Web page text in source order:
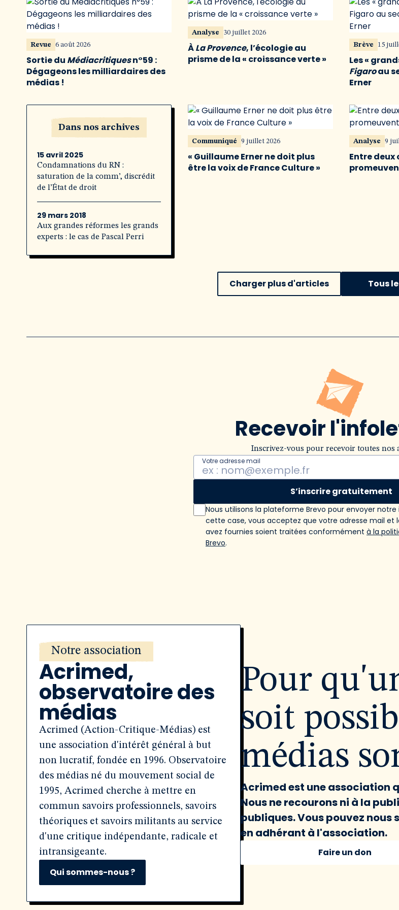
Revue 6 août 2026
Sortie du Médiacritiquesn°59 :
Dégageons les milliardaires des
médias !
Analyse 30 juillet 2026
ÀLa Provence, l’écologie au
prisme de la « croissance verte »
Brève 15
Les «
Figaroau
Erner
Dans nos archives
15 avril 2025
Condamnations du RN :
saturation de la comm’, discrédit
de l’État de droit
29 mars 2018
Aux grandes réformes les grands
experts : le cas de Pascal Perri
Communiqué 9 juillet 2026
« Guillaume Erner ne doit plus
être la voix de France Culture »
Analyse 9
Entre deux
Charger plus d'articles Tous
Recevoir
Inscrivez-vous pour recevoir toutes nos
Votre adresse mail
S’inscrire gratuitement
Nous utilisons la plateforme Brevo pour envoyer
cette case, vous acceptez que votre adresse mail et
avez fournies soient traitées conformément à la
Brevo.
Notre association
Acrimed,
observatoire des
médias
Acrimed (Action-Critique-Médias) est
une association d'intérêt général à but
non lucratif, fondée en 1996. Observatoire
des médias né du mouvement social de
1995, Acrimed cherche à mettre en
commun savoirs professionnels, savoirs
théoriques et savoirs militants au service
d'une critique indépendante, radicale et
intransigeante.
Qui sommes-nous ?
Pour
soit
médias
Acrimed est une association
Nous ne recourons ni à la
publiques. Vous pouvez nous
en adhérant à l'association.
Faire un don